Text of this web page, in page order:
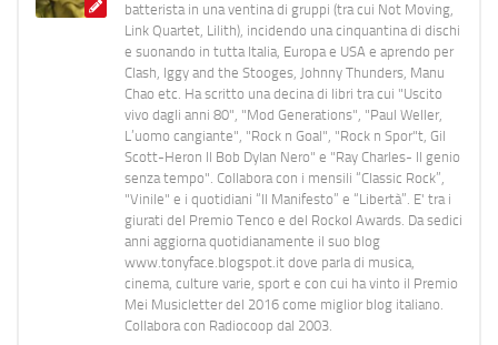
batterista in una ventina di gruppi (tra cui Not Moving,
Link Quartet, Lilith), incidendo una cinquantina di dischi
e suonando in tutta Italia, Europa e USA e aprendo per
Clash, Iggy and the Stooges, Johnny Thunders, Manu
Chao etc. Ha scritto una decina di libri tra cui "Uscito
vivo dagli anni 80", "Mod Generations", "Paul Weller,
L’uomo cangiante", "Rock n Goal", "Rock n Spor"t, Gil
Scott-Heron Il Bob Dylan Nero" e "Ray Charles- Il genio
senza tempo". Collabora con i mensili “Classic Rock”,
"Vinile" e i quotidiani “Il Manifesto” e “Libertà”. E' tra i
giurati del Premio Tenco e del Rockol Awards. Da sedici
anni aggiorna quotidianamente il suo blog
www.tonyface.blogspot.it dove parla di musica,
cinema, culture varie, sport e con cui ha vinto il Premio
Mei Musicletter del 2016 come miglior blog italiano.
Collabora con Radiocoop dal 2003.